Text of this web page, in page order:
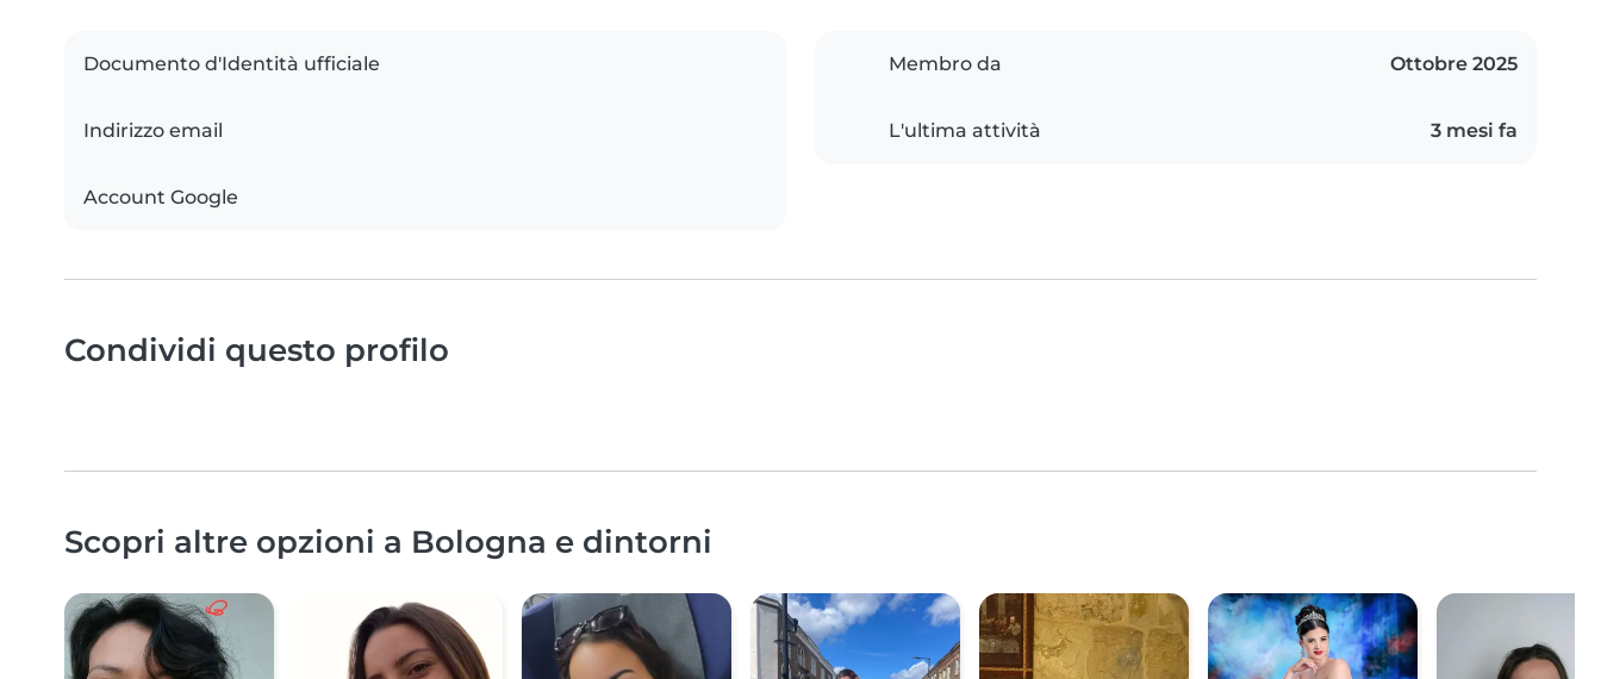
Documento d'Identità ufficiale
Indirizzo email
Account Google
Membro da Ottobre 2025
L'ultima attività 3 mesi fa
Condividi questo profilo
Scopri altre opzioni a Bologna e dintorni